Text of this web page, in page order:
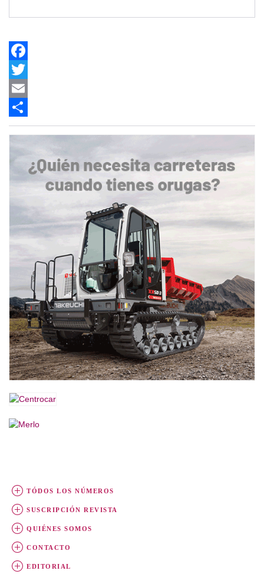
Facebook
Twitter
Email
Share
TÓDOS LOS NÚMEROS
SUSCRIPCIÓN REVISTA
QUIÉNES SOMOS
CONTACTO
EDITORIAL